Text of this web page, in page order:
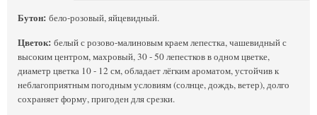
Бутон: бело-розовый, яйцевидный.
Цветок: белый с розово-малиновым краем лепестка, чашевидный с
высоким центром, махровый, 30 - 50 лепестков в одном цветке,
диаметр цветка 10 - 12 см, обладает лёгким ароматом, устойчив к
неблагоприятным погодным условиям (солнце, дождь, ветер), долго
сохраняет форму, пригоден для срезки.